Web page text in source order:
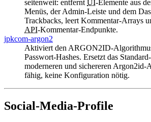
seitenweit: entfernt UI-Elemente aus
Menüs, der Admin-Leiste und dem
Trackbacks, leert Kommentar-Arrays
API-Kommentar-Endpunkte.
jpkcom-argon2
Aktiviert den ARGON2ID-
Passwort-Hashes. Ersetzt das
moderneren und sichereren
fähig, keine Konfiguration nötig.
Social-Media-Profile